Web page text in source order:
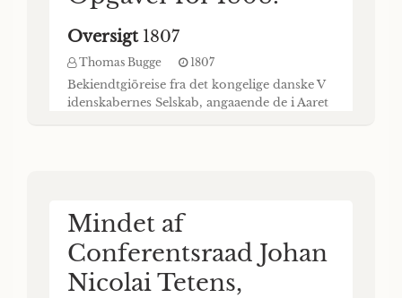
Oversigt 1807
Thomas Bugge 1807
Bekiendtgiöreise fra det kongelige danske V
idenskabernes Selskab, angaaende de i Aaret
fremsat folgende Opgave : har den blot
speculative Philosophie, og i Besynderlighed
vor Tids- ald
Mindet af
Conferentsraad Johan
Nicolai Tetens,